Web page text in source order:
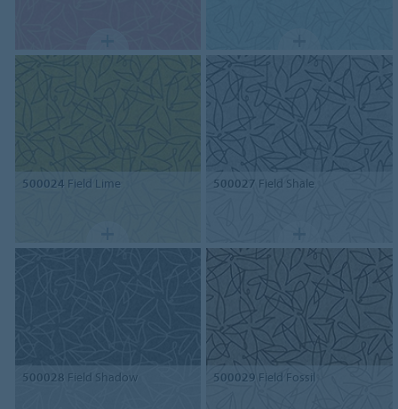
500024 Field Lime 500027 Field Shale
500028 Field Shadow 500029 Field Fossil